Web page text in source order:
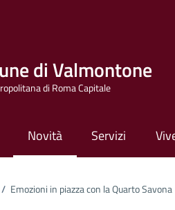
di Valmontone
di Roma Capitale
Novità Servizi
/ Emozioni in piazza con la Quarto